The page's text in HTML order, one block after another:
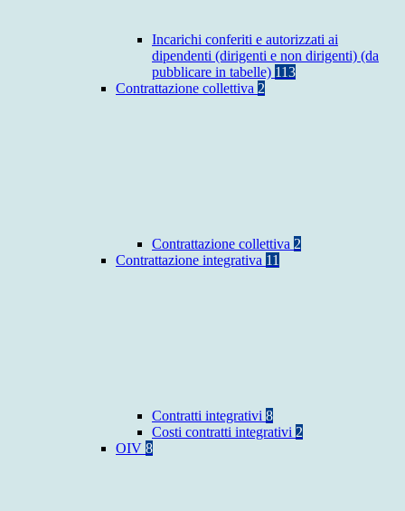
Incarichi conferiti e autorizzati ai
dipendenti (dirigenti e non dirigenti) (da
pubblicare in tabelle) 113
Contrattazione collettiva 2
Contrattazione collettiva 2
Contrattazione integrativa 11
Contratti integrativi 8
Costi contratti integrativi 2
OIV 8